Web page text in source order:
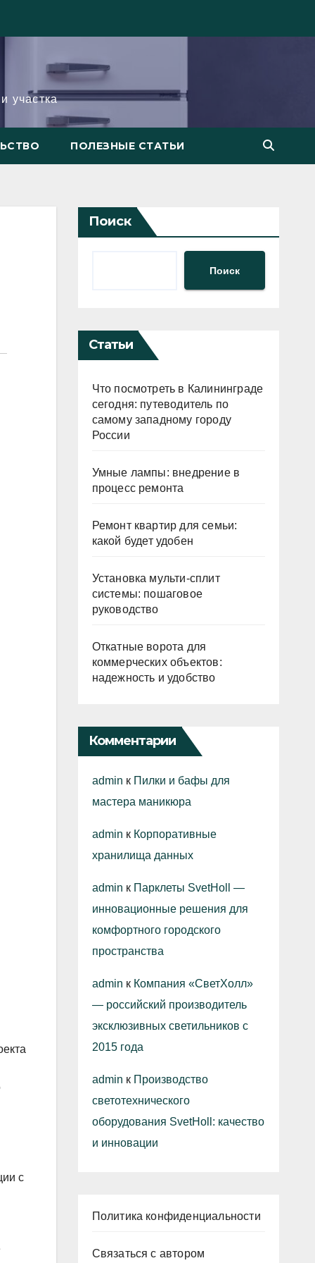
участка
ПОЛЕЗНЫЕ СТАТЬИ
с
Поиск
Поиск
Статьи
Что посмотреть в Калининграде
сегодня: путеводитель по
самому западному городу
России
Умные лампы: внедрение в
процесс ремонта
Ремонт квартир для семьи:
какой будет удобен
Установка мульти-сплит
системы: пошаговое
руководство
Откатные ворота для
коммерческих объектов:
надежность и удобство
Комментарии
admin к Пилки и бафы для
мастера маникюра
admin к Корпоративные
хранилища данных
admin к Парклеты SvetHoll —
инновационные решения для
комфортного городского
пространства
admin к Компания «СветХолл»
— российский производитель
эксклюзивных светильников с
2015 года
admin к Производство
светотехнического
оборудования SvetHoll: качество
и инновации
Политика конфиденциальности
Связаться с автором